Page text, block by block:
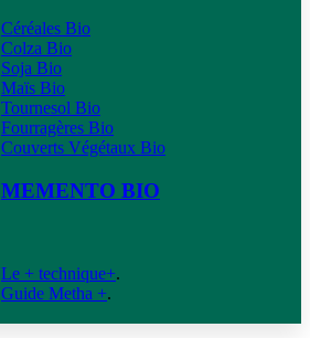
Céréales Bio
Colza Bio
Soja Bio
Maïs Bio
Tournesol Bio
Fourragères Bio
Couverts Végétaux Bio
MEMENTO BIO
Le + technique+.
Guide Metha +.